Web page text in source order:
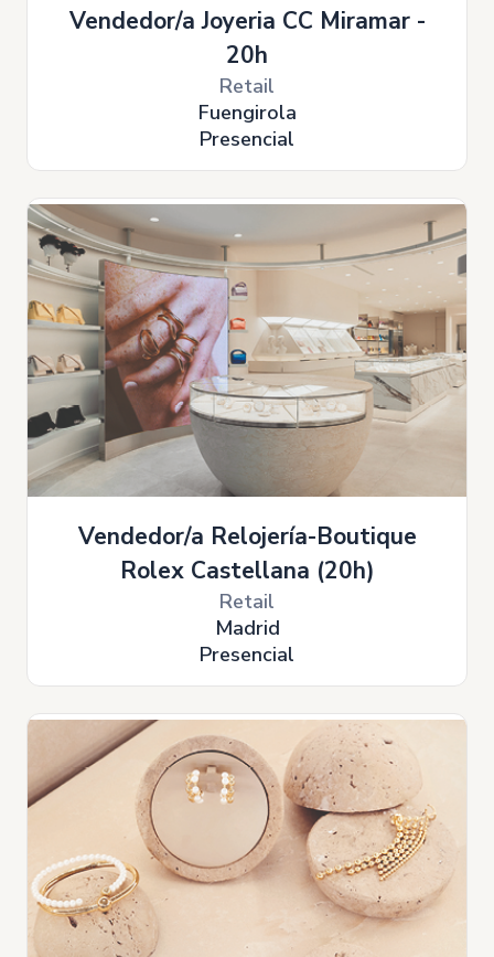
Vendedor/a Joyeria CC Miramar -
20h
Retail
Fuengirola
Presencial
Vendedor/a Relojería-Boutique
Rolex Castellana (20h)
Retail
Madrid
Presencial